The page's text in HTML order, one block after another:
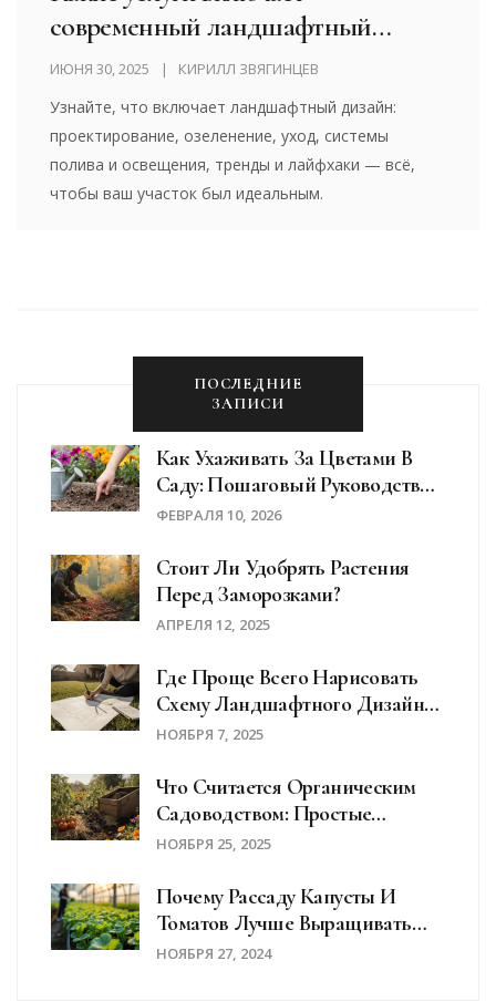
современный ландшафтный
дизайн участка
ИЮНЯ 30, 2025 КИРИЛЛ ЗВЯГИНЦЕВ
Узнайте, что включает ландшафтный дизайн:
проектирование, озеленение, уход, системы
полива и освещения, тренды и лайфхаки — всё,
чтобы ваш участок был идеальным.
ПОСЛЕДНИЕ
ЗАПИСИ
Как Ухаживать За Цветами В
Саду: Пошаговый Руководство
Для Начинающих
ФЕВРАЛЯ 10, 2026
Стоит Ли Удобрять Растения
Перед Заморозками?
АПРЕЛЯ 12, 2025
Где Проще Всего Нарисовать
Схему Ландшафтного Дизайна
Дома?
НОЯБРЯ 7, 2025
Что Считается Органическим
Садоводством: Простые
Правила Без Химии
НОЯБРЯ 25, 2025
Почему Рассаду Капусты И
Томатов Лучше Выращивать
Отдельно: Секреты Урожая
НОЯБРЯ 27, 2024